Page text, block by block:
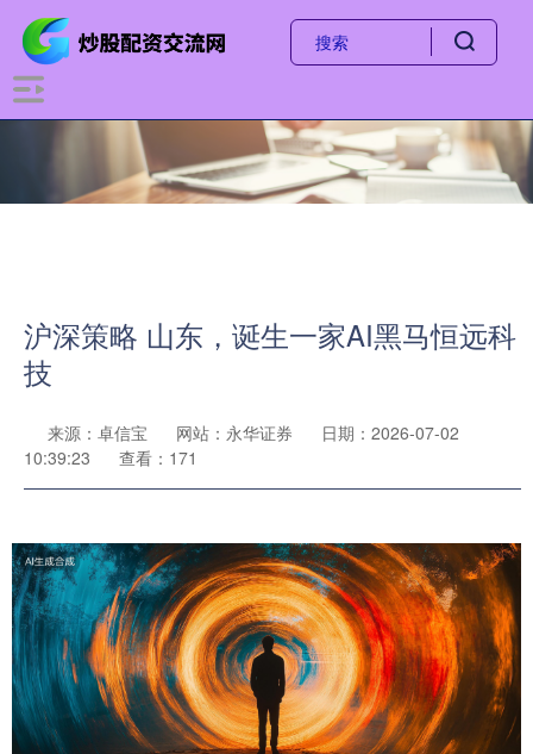
沪深策略 山东，诞生一家AI黑马恒远科
技
来源：卓信宝 网站：永华证券
日期：2026-07-02
10:39:23
查看：171